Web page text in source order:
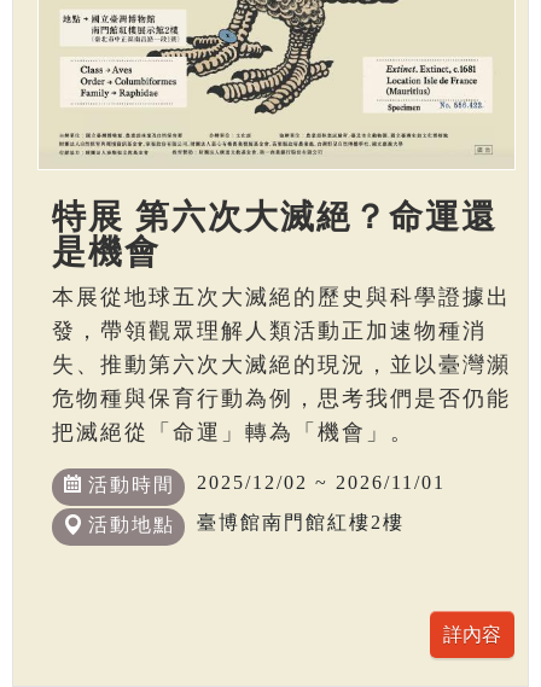
特展 第六次大滅絕？命運還
是機會
本展從地球五次大滅絕的歷史與科學證據出
發，帶領觀眾理解人類活動正加速物種消
失、推動第六次大滅絕的現況，並以臺灣瀕
危物種與保育行動為例，思考我們是否仍能
把滅絕從「命運」轉為「機會」。
活動時間 2025/12/02 ~ 2026/11/01
活動地點 臺博館南門館紅樓2樓